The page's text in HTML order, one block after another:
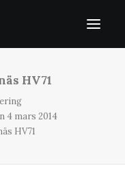
HV71
4 mars 2014
HV71